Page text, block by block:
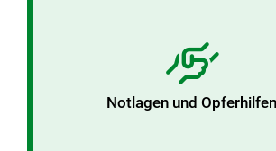
Notlagen und Opferhilfen